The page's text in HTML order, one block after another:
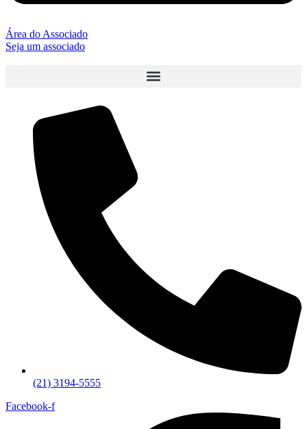
Área do Associado
Seja um associado
(21) 3194-5555
Facebook-f